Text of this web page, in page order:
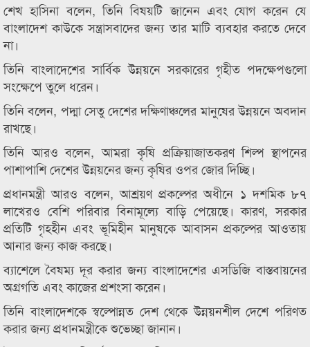
শেখ হাসিনা বলেন, তিনি বিষয়টি জানেন এবং যোগ করেন যে
বাংলাদেশ কাউকে সন্ত্রাসবাদের জন্য তার মাটি ব্যবহার করতে দেবে
না।
তিনি বাংলাদেশের সার্বিক উন্নয়নে সরকারের গৃহীত পদক্ষেপগুলো
সংক্ষেপে তুলে ধরেন।
তিনি বলেন, পদ্মা সেতু দেশের দক্ষিণাঞ্চলের মানুষের উন্নয়নে অবদান
রাখছে।
তিনি আরও বলেন, আমরা কৃষি প্রক্রিয়াজাতকরণ শিল্প স্থাপনের
পাশাপাশি দেশের উন্নয়নের জন্য কৃষির ওপর জোর দিচ্ছি।
প্রধানমন্ত্রী আরও বলেন, আশ্রয়ণ প্রকল্পের অধীনে ১ দশমিক ৮৭
লাখেরও বেশি পরিবার বিনামূল্যে বাড়ি পেয়েছে। কারণ, সরকার
প্রতিটি গৃহহীন এবং ভূমিহীন মানুষকে আবাসন প্রকল্পের আওতায়
আনার জন্য কাজ করছে।
ব্যাশেলে বৈষম্য দূর করার জন্য বাংলাদেশের এসডিজি বাস্তবায়নের
অগ্রগতি এবং কাজের প্রশংসা করেন।
তিনি বাংলাদেশকে স্বল্পোন্নত দেশ থেকে উন্নয়নশীল দেশে পরিণত
করার জন্য প্রধানমন্ত্রীকে শুভেচ্ছা জানান।